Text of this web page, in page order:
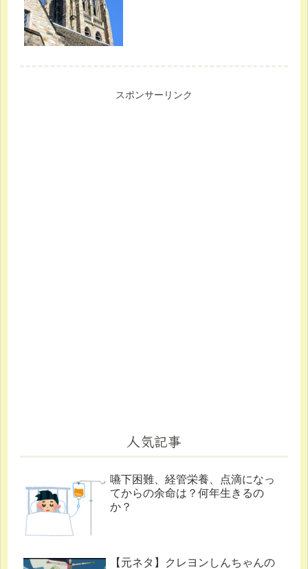
スポンサーリンク
人気記事
嚥下困難、経管栄養、点滴になっ
てからの余命は？何年生きるの
か？
【元ネタ】クレヨンしんちゃんの